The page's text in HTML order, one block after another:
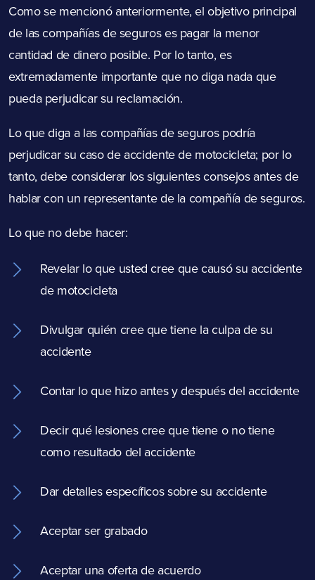
Como se mencionó anteriormente, el objetivo principal
de las compañías de seguros es pagar la menor
cantidad de dinero posible. Por lo tanto, es
extremadamente importante que no diga nada que
pueda perjudicar su reclamación.
Lo que diga a las compañías de seguros podría
perjudicar su caso de accidente de motocicleta; por lo
tanto, debe considerar los siguientes consejos antes de
hablar con un representante de la compañía de seguros.
Lo que no debe hacer:
Revelar lo que usted cree que causó su accidente
de motocicleta
Divulgar quién cree que tiene la culpa de su
accidente
Contar lo que hizo antes y después del accidente
Decir qué lesiones cree que tiene o no tiene
como resultado del accidente
Dar detalles específicos sobre su accidente
Aceptar ser grabado
Aceptar una oferta de acuerdo